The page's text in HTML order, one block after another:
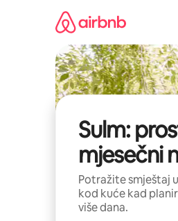
Sulm:
mjesečni
Potražite smještaj
kod kuće kad
više dana.